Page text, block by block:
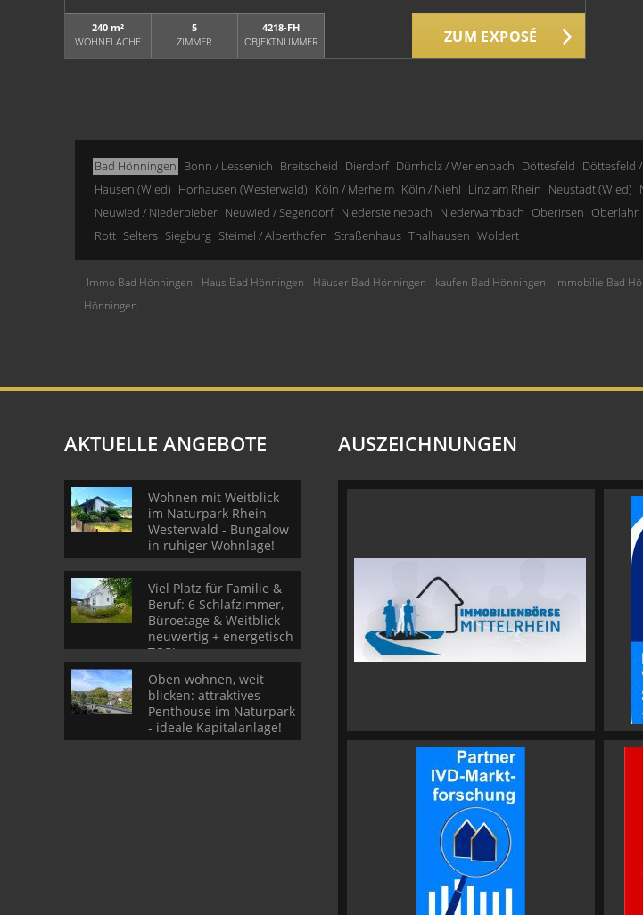
240 m²
WOHNFLÄCHE
5
ZIMMER
4218-FH
OBJEKTNUMMER
ZUM EXPOSÉ
Bad Hönningen Bonn / Lessenich Breitscheid Dierdorf Dürrholz / Werlenbach Döttesfeld Döttesfeld
Hausen (Wied) Horhausen (Westerwald) Köln / Merheim Köln / Niehl Linz am Rhein Neustadt (Wied)
Neuwied / Niederbieber Neuwied / Segendorf Niedersteinebach Niederwambach Oberirsen Oberlahr
Rott Selters Siegburg Steimel / Alberthofen Straßenhaus Thalhausen Woldert
Immo Bad Hönningen Haus Bad Hönningen Häuser Bad Hönningen kaufen Bad Hönningen Immobilie Bad
Hönningen
AKTUELLE ANGEBOTE
Wohnen mit Weitblick
im Naturpark Rhein-
Westerwald - Bungalow
in ruhiger Wohnlage!
Viel Platz für Familie &
Beruf: 6 Schlafzimmer,
Büroetage & Weitblick -
neuwertig + energetisch
TOP!
Oben wohnen, weit
blicken: attraktives
Penthouse im Naturpark
- ideale Kapitalanlage!
AUSZEICHNUNGEN